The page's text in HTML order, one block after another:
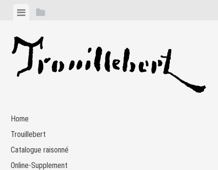
Zum
springen
MenüSeitenleiste
Home
Trouillebert
Catalogue raisonné
Online-Supplement